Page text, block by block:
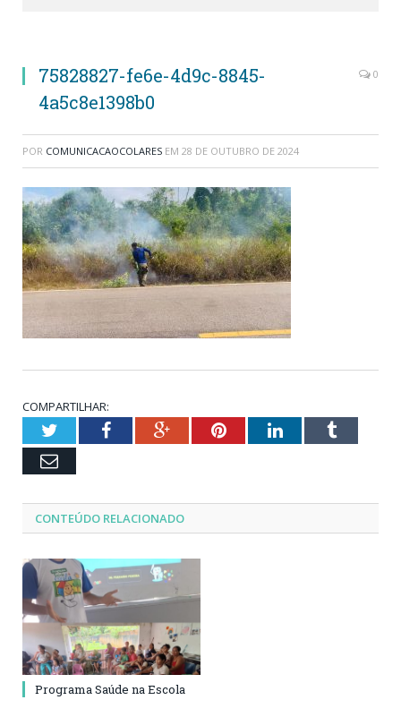
75828827-fe6e-4d9c-8845-
4a5c8e1398b0
0
POR COMUNICACAOCOLARES EM 28 DE OUTUBRO DE 2024
COMPARTILHAR:
TwitterFacebookGoogle+PinterestLinkedInTumblr
Email
CONTEÚDO RELACIONADO
Programa Saúde na Escola